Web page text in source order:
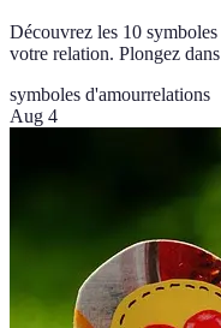
Découvrez les 10
votre relation. Plongez
symboles d'amourrelations
Aug 4